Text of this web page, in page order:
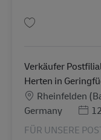
Verkäufer
Herten in
Lokation
Rheinfelden
Germany
FÜR UNSERE